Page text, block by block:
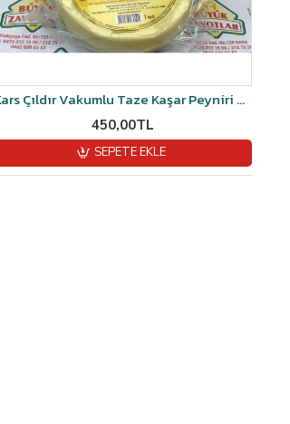
Kars Çıldır Vakumlu Taze Kaşar Peyniri Şırdan Mayalı 1 kg
450,00TL
SEPETE EKLE